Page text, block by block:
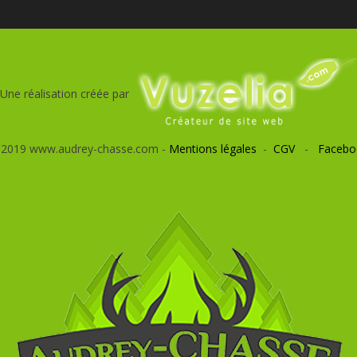
Une réalisation créée par
www.audrey-chasse.com - Mentions légales - CGV-